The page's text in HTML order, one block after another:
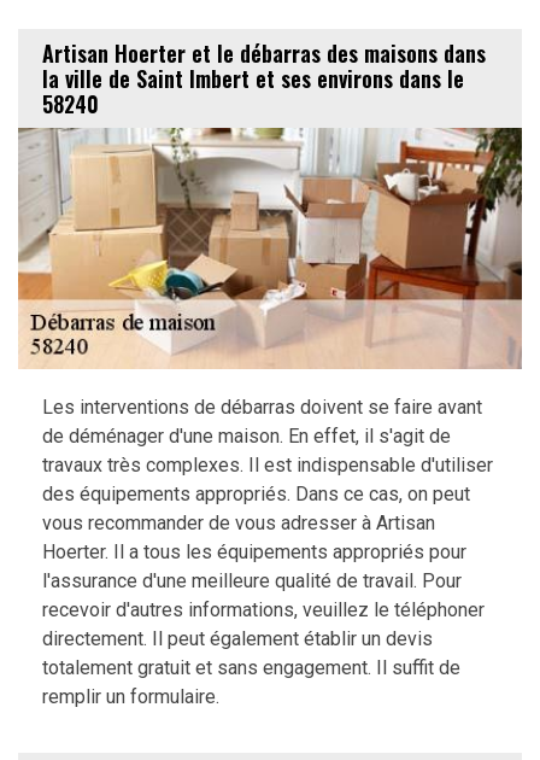
Artisan Hoerter et le débarras des maisons dans
la ville de Saint Imbert et ses environs dans le
58240
Les interventions de débarras doivent se faire avant
de déménager d'une maison. En effet, il s'agit de
travaux très complexes. Il est indispensable d'utiliser
des équipements appropriés. Dans ce cas, on peut
vous recommander de vous adresser à Artisan
Hoerter. Il a tous les équipements appropriés pour
l'assurance d'une meilleure qualité de travail. Pour
recevoir d'autres informations, veuillez le téléphoner
directement. Il peut également établir un devis
totalement gratuit et sans engagement. Il suffit de
remplir un formulaire.